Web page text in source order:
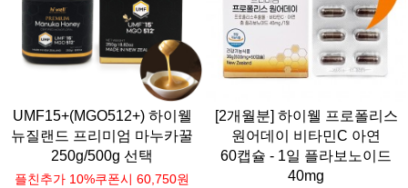
UMF15+(MGO512+) 하이웰
뉴질랜드 프리미엄 마누카꿀
250g/500g 선택
플친추가 10%쿠폰시 60,750원
[2개월분] 하이웰 프로폴리스
원어데이 비타민C 아연
60캡슐 - 1일 플라보노이드
40mg